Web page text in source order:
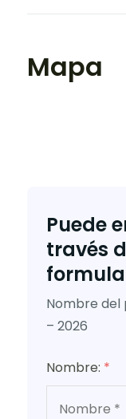
Mapa
Puede
través
Nombre del
– 2026
Nombre: *